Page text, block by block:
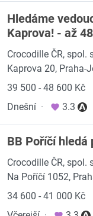
Hledáme
Kaprova! - až
Crocodille ČR, spol.
Kaprova 20, Praha-
39 500 - 48 600 Kč
Dnešní · 3.3
BB Poříčí hledá
Crocodille ČR, spol.
Na Poříčí 1052,
34 600 - 41 000 Kč